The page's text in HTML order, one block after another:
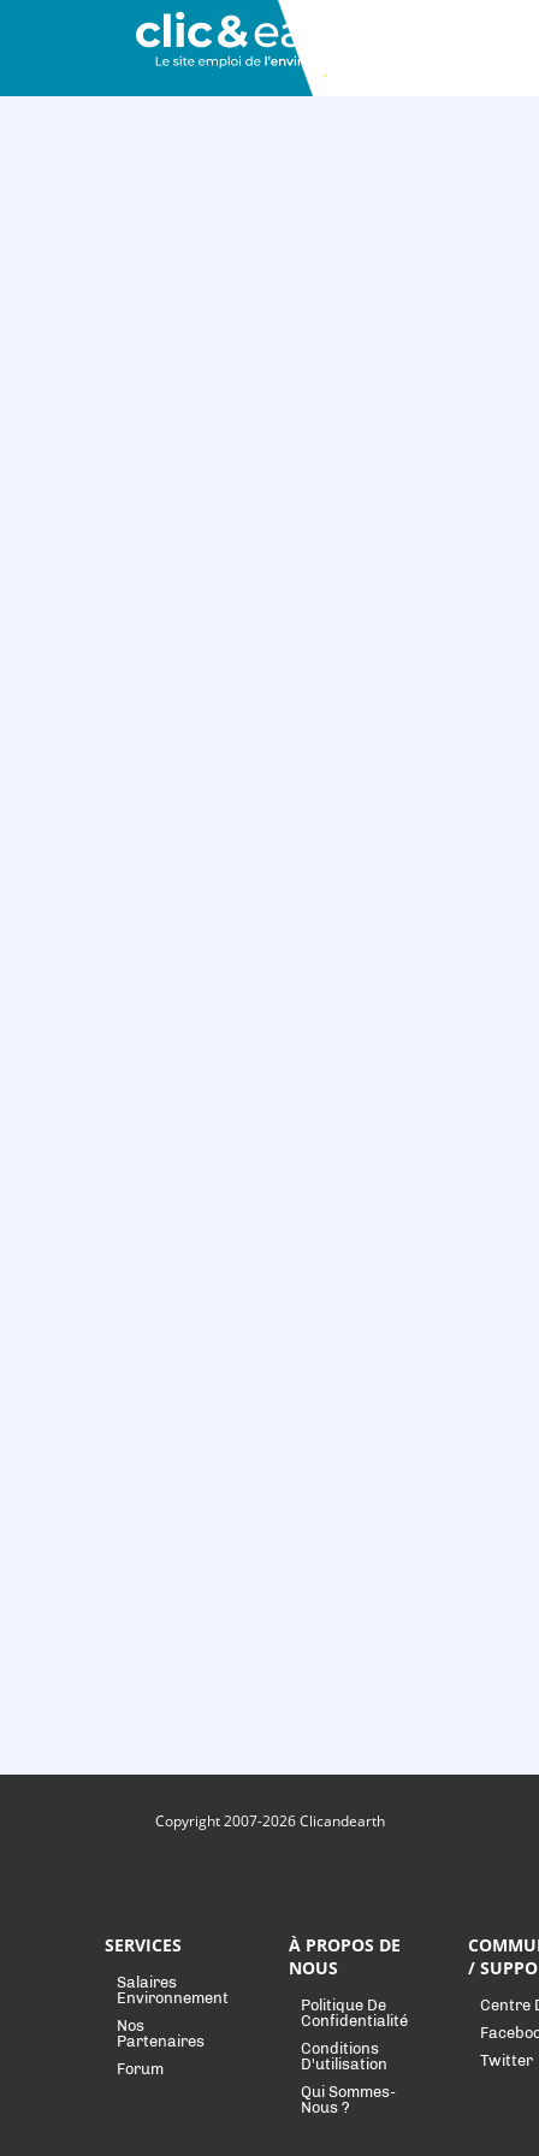
Copyright 2007-2026 Clicandearth
SERVICES
Salaires
Environnement
Nos
Partenaires
Forum
À PROPOS DE
NOUS
Politique De
Confidentialité
Conditions
D'utilisation
Qui Sommes-
Nous ?
/
Centre
Twitter